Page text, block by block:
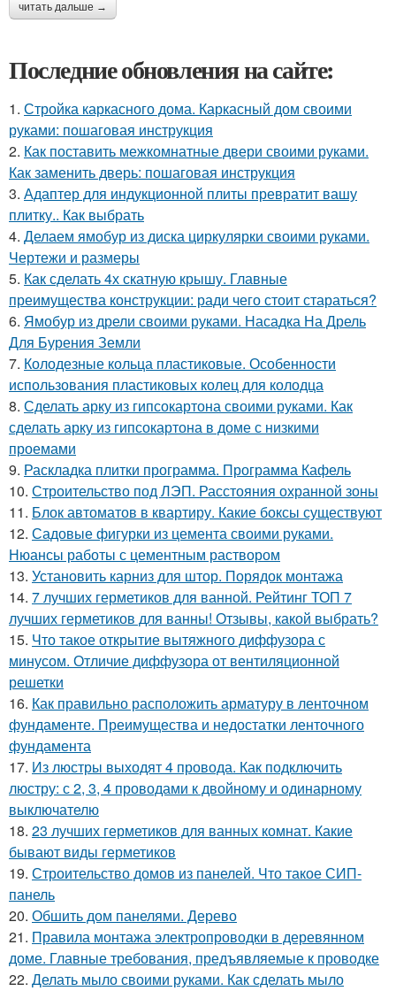
читать дальше →
Последние обновления на сайте:
1. Стройка каркасного дома. Каркасный дом своими
руками: пошаговая инструкция
2. Как поставить межкомнатные двери своими руками.
Как заменить дверь: пошаговая инструкция
3. Адаптер для индукционной плиты превратит вашу
плитку.. Как выбрать
4. Делаем ямобур из диска циркулярки своими руками.
Чертежи и размеры
5. Как сделать 4х скатную крышу. Главные
преимущества конструкции: ради чего стоит стараться?
6. Ямобур из дрели своими руками. Насадка На Дрель
Для Бурения Земли
7. Колодезные кольца пластиковые. Особенности
использования пластиковых колец для колодца
8. Сделать арку из гипсокартона своими руками. Как
сделать арку из гипсокартона в доме с низкими
проемами
9. Раскладка плитки программа. Программа Кафель
10. Строительство под ЛЭП. Расстояния охранной зоны
11. Блок автоматов в квартиру. Какие боксы существуют
12. Садовые фигурки из цемента своими руками.
Нюансы работы с цементным раствором
13. Установить карниз для штор. Порядок монтажа
14. 7 лучших герметиков для ванной. Рейтинг ТОП 7
лучших герметиков для ванны! Отзывы, какой выбрать?
15. Что такое открытие вытяжного диффузора с
минусом. Отличие диффузора от вентиляционной
решетки
16. Как правильно расположить арматуру в ленточном
фундаменте. Преимущества и недостатки ленточного
фундамента
17. Из люстры выходят 4 провода. Как подключить
люстру: с 2, 3, 4 проводами к двойному и одинарному
выключателю
18. 23 лучших герметиков для ванных комнат. Какие
бывают виды герметиков
19. Строительство домов из панелей. Что такое СИП-
панель
20. Обшить дом панелями. Дерево
21. Правила монтажа электропроводки в деревянном
доме. Главные требования, предъявляемые к проводке
22. Делать мыло своими руками. Как сделать мыло